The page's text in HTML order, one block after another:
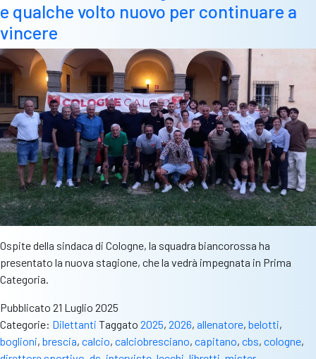
e qualche volto nuovo per continuare a
vincere
Ospite della sindaca di Cologne, la squadra biancorossa ha
presentato la nuova stagione, che la vedrà impegnata in Prima
Categoria.
Pubblicato 21 Luglio 2025
Categorie: Dilettanti Taggato 2025, 2026, allenatore, belotti,
boglioni, brescia, calcio, calciobresciano, capitano, cbs, cologne,